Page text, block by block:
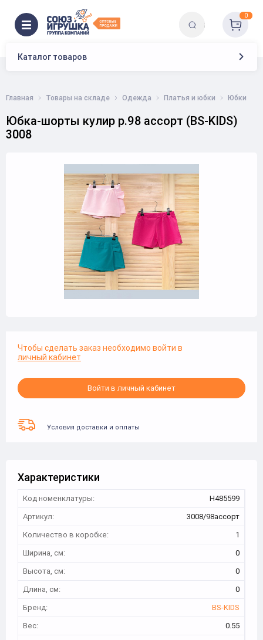
Каталог товаров
0
Главная Товары на складе Одежда Платья и юбки Юбки
Юбка-шорты кулир р.98 ассорт (BS-KIDS)
3008
Чтобы сделать заказ необходимо войти в
личный кабинет
Войти в личный кабинет
Условия доставки и оплаты
Характеристики
Код номенклатуры:
Н485599
Артикул:
3008/98ассорт
Количество в коробке:
1
Ширина, см:
0
Высота, см:
0
Длина, см:
0
Бренд:
BS-KIDS
Вес:
0.55